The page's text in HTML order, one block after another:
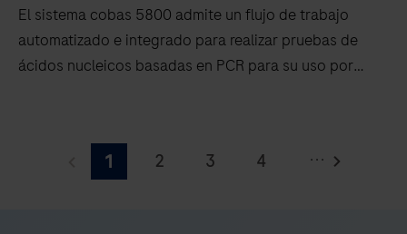
El sistema cobas 5800 admite un flujo de trabajo
automatizado e integrado para realizar pruebas de
ácidos nucleicos basadas en PCR para su uso por
1 2 3
4
...